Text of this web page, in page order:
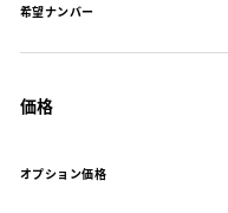
希望ナンバー
価格
オプション価格